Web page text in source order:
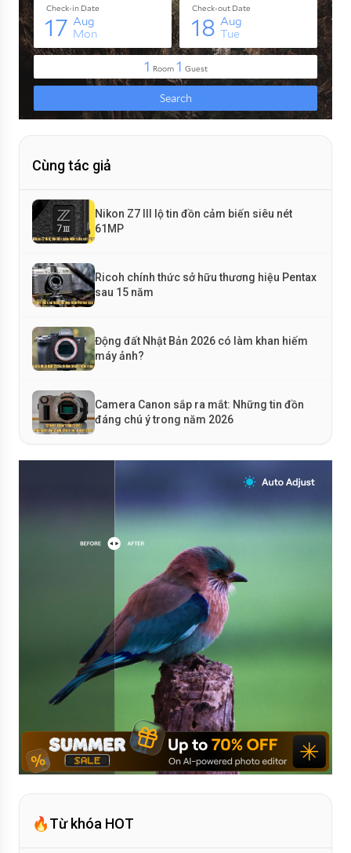
Cùng tác giả
Nikon Z7 III lộ tin đồn cảm biến siêu nét
61MP
Ricoh chính thức sở hữu thương hiệu Pentax
sau 15 năm
Động đất Nhật Bản 2026 có làm khan hiếm
máy ảnh?
Camera Canon sắp ra mắt: Những tin đồn
đáng chú ý trong năm 2026
🔥Từ khóa HOT